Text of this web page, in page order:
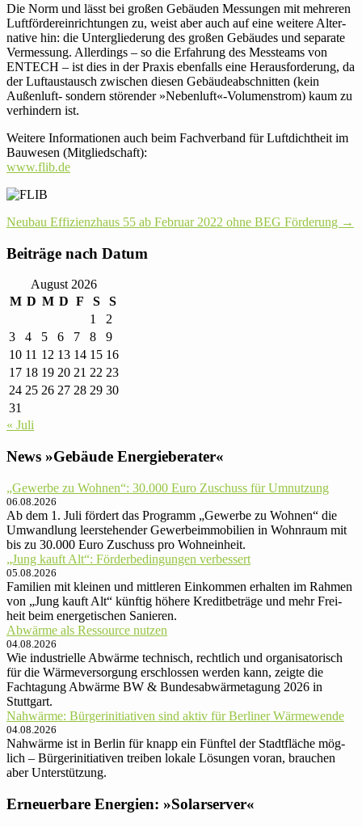
Die Norm und lässt bei großen Gebäuden Mes­sungen mit meh­reren
Luft­för­der­ein­rich­tungen zu, weist aber auch auf eine weitere Alter­
na­tive hin: die Unter­glie­de­rung des großen Gebäudes und sepa­rate
Ver­mes­sung. Aller­dings – so die Erfah­rung des Mess­teams von
ENTECH – ist dies in der Praxis eben­falls eine Her­aus­for­de­rung, da
der Luft­aus­tausch zwi­schen diesen Gebäu­de­ab­schnitten (kein
Außen­luft- sondern stö­render »Nebenluft«-Volumenstrom) kaum zu
ver­hin­dern ist.
Weitere Infor­ma­tionen auch beim Fach­ver­band für Luft­dicht­heit im
Bau­wesen (Mit­glied­schaft):
www.flib.de
Post
navigation
Neubau Effizienz­haus 55 ab Februar 2022 ohne BEG Förderung →
Bei­träge nach Datum
August 2026
M D M D F S
S
1
2
3
4 5 6 7 8
9
10 11 12 13 14 15 16
17 18 19 20 21 22 23
24 25 26 27 28 29 30
31
« Juli
News »Gebäude Energieberater«
„Gewerbe zu Wohnen“: 30.000 Euro Zu­schuss für Um­nut­zung
06.08.2026
Ab dem 1. Juli fördert das Programm „Gewerbe zu Wohnen“ die
Umwandlung leerstehender Gewerbeimmobilien in Wohnraum mit
bis zu 30.000 Euro Zuschuss pro Wohneinheit.
„Jung kauft Alt“: Förder­be­din­gun­gen ver­bessert
05.08.2026
Familien mit kleinen und mittle­ren Ein­kom­men er­hal­ten im Rah­men
von „Jung kauft Alt“ künftig höhere Kredit­be­träge und mehr Frei­
heit beim ener­ge­ti­schen Sanieren.
Abwärme als Ressource nutzen
04.08.2026
Wie industrielle Abwärme technisch, rechtlich und organisatorisch
für die Wärmeversorgung erschlossen werden kann, zeigte die
Fachtagung Abwärme BW & Bundesabwärmetagung 2026 in
Stuttgart.
Nahwärme: Bürger­ini­tia­ti­ven sind aktiv für Ber­li­ner Wärmewende
04.08.2026
Nahwärme ist in Berlin für knapp ein Fünftel der Stadt­fläche mög­
lich – Bürger­ini­tia­ti­ven trei­ben lokale Lösun­gen voran, brau­chen
aber Unter­stützung.
Erneuerbare Energien: »Solarserver«